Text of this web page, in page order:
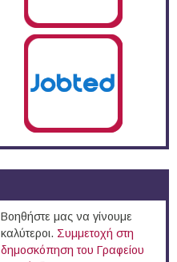
Βοηθήστε μας να γίνουμε
καλύτεροι. Συμμετοχή στη
δημοσκόπηση του Γραφείου